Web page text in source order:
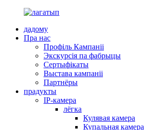
дадому
Пра нас
Профіль Кампаніі
Экскурсія па фабрыцы
Сертыфікаты
Выстава кампаніі
Партнёры
прадукты
IP-камера
лёгка
Кулявая камера
Купальная камера